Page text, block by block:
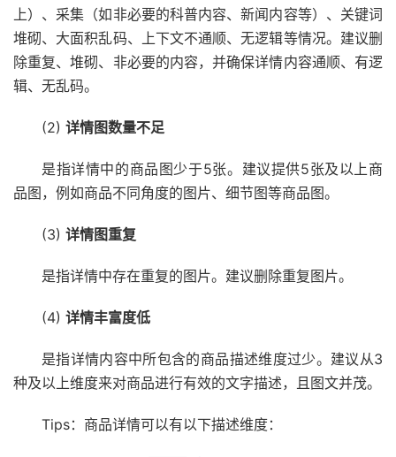
上）、采集（如非必要的科普内容、新闻内容等）、关键词
堆砌、大面积乱码、上下文不通顺、无逻辑等情况。建议删
除重复、堆砌、非必要的内容，并确保详情内容通顺、有逻
辑、无乱码。
(2) 详情图数量不足
是指详情中的商品图少于5张。建议提供5张及以上商
品图，例如商品不同角度的图片、细节图等商品图。
(3) 详情图重复
是指详情中存在重复的图片。建议删除重复图片。
(4) 详情丰富度低
是指详情内容中所包含的商品描述维度过少。建议从3
种及以上维度来对商品进行有效的文字描述，且图文并茂。
Tips：商品详情可以有以下描述维度：